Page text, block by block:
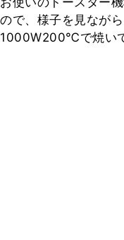
ので、様子を見なが
1000W200℃で焼いて